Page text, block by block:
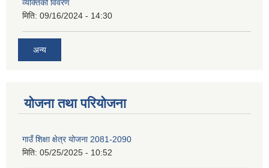
व्यक्तिको विवरण
मिति: 09/16/2024 - 14:30
अन्य
योजना तथा परियोजना
गाउँ शिक्षा क्षेत्र योजना 2081-2090
मिति: 05/25/2025 - 10:52